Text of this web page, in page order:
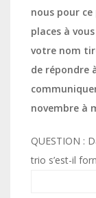
nous pour
places à
votre nom
de répondre
novembre à
QUESTION :
trio s’est-il